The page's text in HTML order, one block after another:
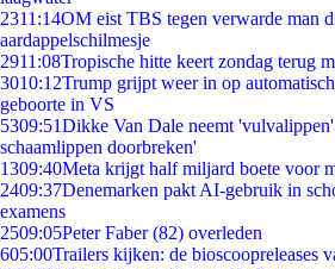
2311:14OM eist TBS tegen verwarde man
aardappelschilmesje
2911:08Tropische hitte keert zondag terug
3010:12Trump grijpt weer in op
geboorte in VS
5309:51Dikke Van Dale neemt
schaamlippen doorbreken'
1309:40Meta krijgt half miljard boete voor
2409:37Denemarken pakt AI-gebruik in
examens
2509:05Peter Faber (82) overleden
605:00Trailers kijken: de bioscoopreleases